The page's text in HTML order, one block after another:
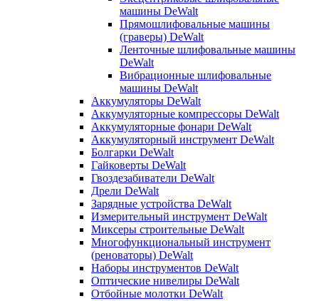
машины DeWalt
Прямошлифовальные машины
(граверы) DeWalt
Ленточные шлифовальные машины
DeWalt
Вибрационные шлифовальные
машины DeWalt
Аккумуляторы DeWalt
Аккумуляторные компрессоры DeWalt
Аккумуляторные фонари DeWalt
Аккумуляторный инструмент DeWalt
Болгарки DeWalt
Гайковерты DeWalt
Гвоздезабиватели DeWalt
Дрели DeWalt
Зарядные устройства DeWalt
Измерительный инструмент DeWalt
Миксеры строительные DeWalt
Многофункциональный инструмент
(реноваторы) DeWalt
Наборы инструментов DeWalt
Оптические нивелиры DeWalt
Отбойные молотки DeWalt